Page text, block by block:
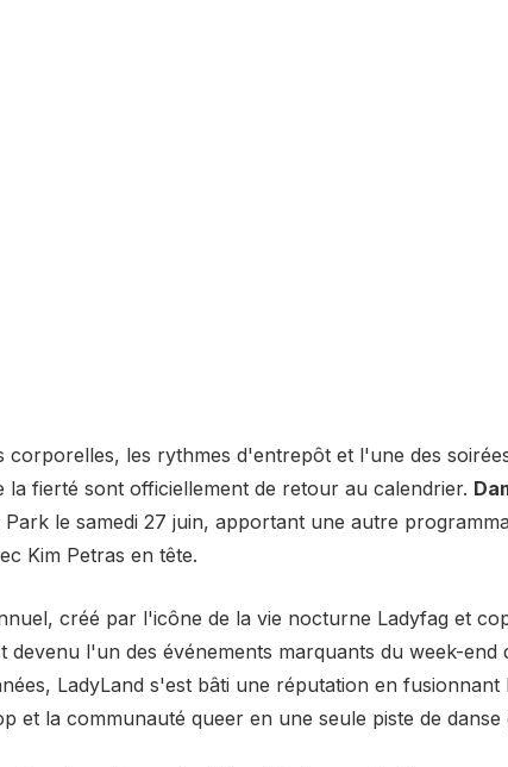
corporelles, les rythmes d'entrepôt et l'une des
la fierté sont officiellement de retour au calendrier.
Park le samedi 27 juin, apportant une autre
Kim Petras en tête.
créé par l'icône de la vie nocturne Ladyfag et
devenu l'un des événements marquants du week-end
LadyLand s'est bâti une réputation en
et la communauté queer en une seule piste de danse